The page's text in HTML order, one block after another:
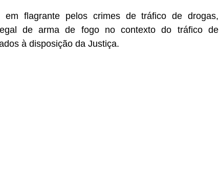
em flagrante pelos crimes de tráfico de drogas,
de arma de fogo no contexto do tráfico de
à disposição da Justiça.